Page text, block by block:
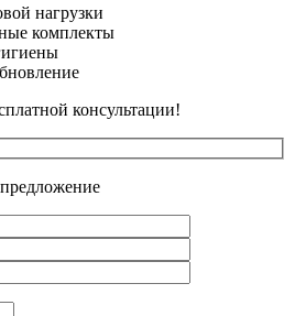
нагрузки
комплекты
консультации!